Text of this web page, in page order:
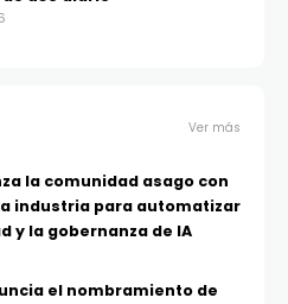
Ver más
la comunidad asago con
industria para automatizar
y la gobernanza de IA
el nombramiento de